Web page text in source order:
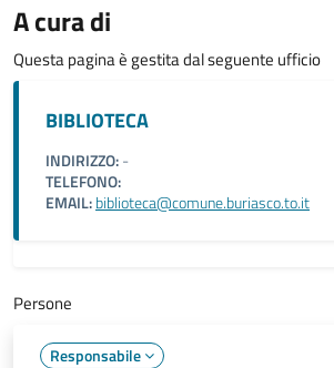
A cura di
Questa pagina è gestita dal seguente ufficio
BIBLIOTECA
INDIRIZZO:-
TELEFONO:
EMAIL:biblioteca@comune.buriasco.to.it
Persone
Responsabile